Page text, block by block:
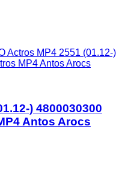
Actros MP4 2551 (01.12-)
MP4 Antos Arocs
) 4800030300
Antos Arocs